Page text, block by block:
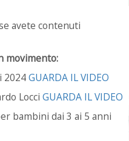
avete contenuti
movimento:
2024GUARDA IL VIDEO
Locci GUARDA IL VIDEO
bambini dai 3 ai 5 anni